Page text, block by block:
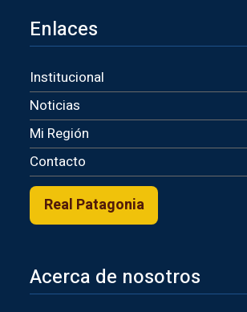
Enlaces
Institucional
Noticias
Mi Región
Contacto
Real Patagonia
Acerca de nosotros